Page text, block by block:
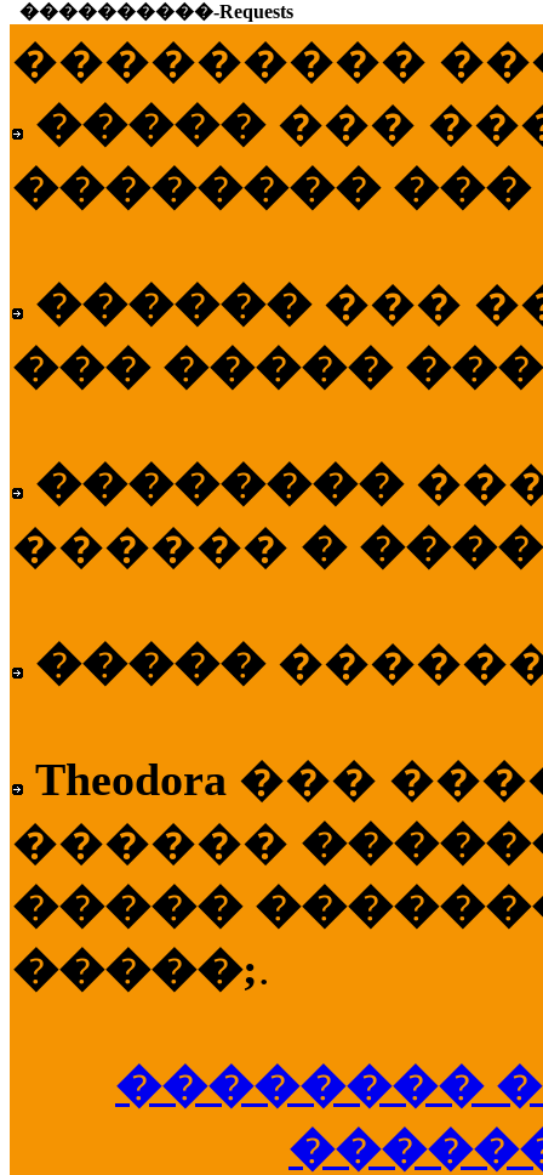
����������-Requests
���������
����� ���
�������� ���
������ ���
��� �����
��������
������ �
�����
Theodora ���
������
�����
�����;.
��������